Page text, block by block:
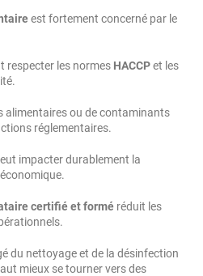
est fortement concerné par le
respecter les normes HACCPet les
alimentaires ou de contaminants
réglementaires.
impacter durablement la
certifié et formé réduit les
du nettoyage et de la désinfection
mieux se tourner vers des